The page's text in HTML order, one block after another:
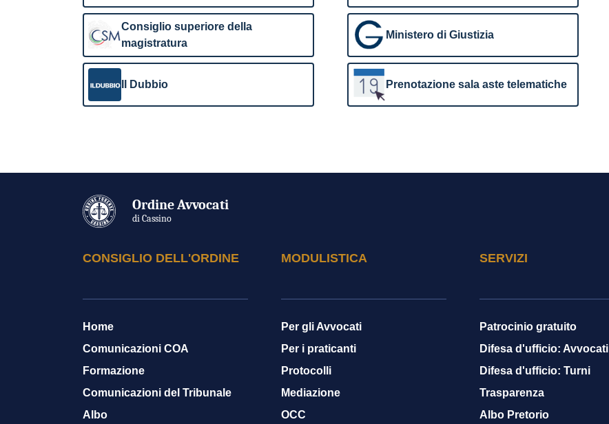
Consiglio superiore della
magistratura
Ministero di Giustizia
Il Dubbio Prenotazione sala aste telematiche
Ordine Avvocati
di Cassino
CONSIGLIO DELL'ORDINE
Home
Comunicazioni COA
Formazione
Comunicazioni del Tribunale
Albo
MODULISTICA
Per gli Avvocati
Per i praticanti
Protocolli
Mediazione
OCC
SERVIZI
Patrocinio gratuito
Difesa d'ufficio: Avvocati
Difesa d'ufficio: Turni
Trasparenza
Albo Pretorio